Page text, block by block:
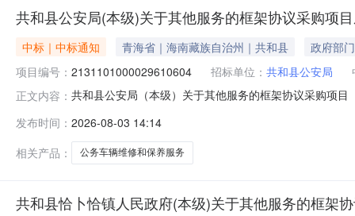
共和县公安局(本级)关于其他服务的框架协议采购项
中标｜中标通知 青海省｜海南藏族自治州｜共和县
政府部门
项目编号： 2131101000029610604 招标单位： 共和县公安局
正文内容： 共和县公安局（本级）关于其他服务的框架协议采购项
政区划名称:青海省海南藏族自治州共和县报价起止时间
发布时间： 2026-08-03 14:14
相关产品：
公务车辆维修和保养服务
共和县恰卜恰镇人民政府(本级)关于其他服务的框架